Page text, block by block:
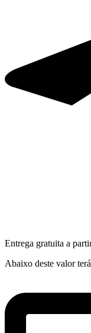
Entrega gratuita a
Abaixo deste valor